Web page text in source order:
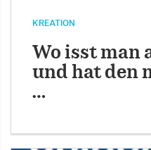
KREATION
Wo isst man
und hat den
…